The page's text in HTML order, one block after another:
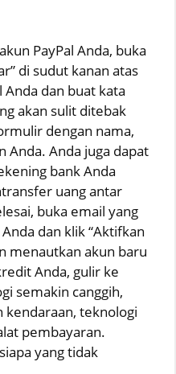
PayPal Anda, buka
di sudut kanan atas
dan buat kata
akan sulit ditebak
dengan nama,
Anda juga dapat
bank Anda
uang antar
buka email yang
dan klik “Aktifkan
menautkan akun baru
Anda, gulir ke
semakin canggih,
kendaraan, teknologi
pembayaran.
yang tidak